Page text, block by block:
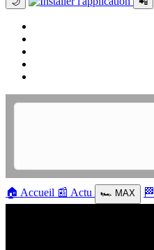
🏠 Accueil 📰 Actu 🏎️ MAX 🏁